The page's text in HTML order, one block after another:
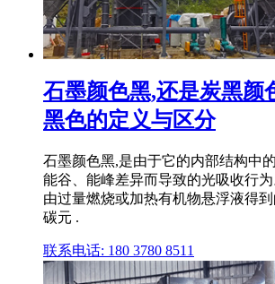
石墨颜色黑,还是炭黑
黑色的定义与区分
石墨颜色黑,是由于它的内部结构中
能谷、能峰差异而导致的光吸收行
由过量燃烧或加热有机物悬浮液得
碳元 .
联系电话: 180 3780 8511